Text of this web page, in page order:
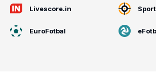
Livescore.in
EuroFotbal